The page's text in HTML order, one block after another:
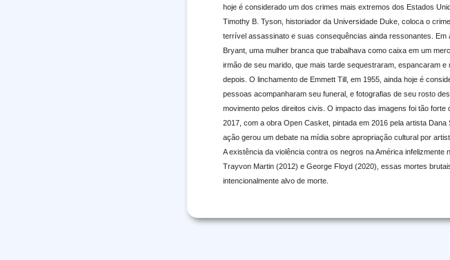
hoje é considerado um dos crimes mais extremos dos Estados
Timothy B. Tyson, historiador da Universidade Duke, coloca o
terrível assassinato e suas consequências ainda ressonantes.
Bryant, uma mulher branca que trabalhava como caixa em um
irmão de seu marido, que mais tarde sequestraram, espancaram
depois. O linchamento de Emmett Till, em 1955, ainda hoje é
pessoas acompanharam seu funeral, e fotografias de seu rosto
movimento pelos direitos civis. O impacto das imagens foi tão
2017, com a obra Open Casket, pintada em 2016 pela artista
ação gerou um debate na mídia sobre apropriação cultural por
A existência da violência contra os negros na América
Trayvon Martin (2012) e George Floyd (2020), essas mortes
intencionalmente alvo de morte.